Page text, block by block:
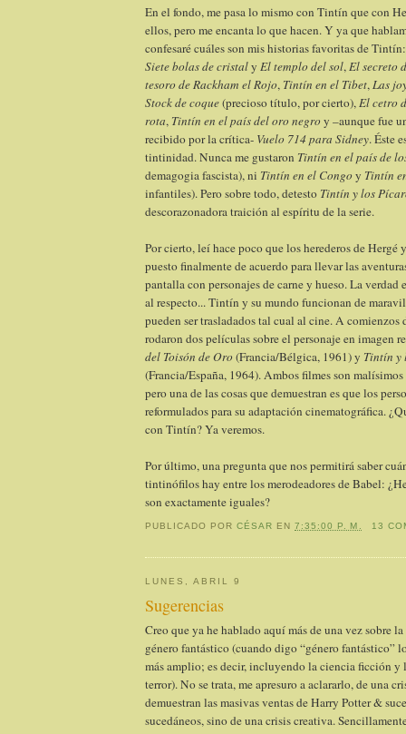
En el fondo, me pasa lo mismo con Tintín que con
ellos, pero me encanta lo que hacen. Y ya que
confesaré cuáles son mis historias favoritas de
Siete bolas de cristaly El templo del sol,El secreto
tesoro de Rackham el Rojo, Tintín en el Tibet,Las
Stock de coque(precioso título, por cierto),El cetro
rota, Tintín en el país del oro negro y –aunque fue
recibido por la crítica- Vuelo 714 para Sidney. Éste
tintinidad. Nunca me gustaron Tintín en el país de
demagogia fascista), ni Tintín en el Congo y Tintín
infantiles). Pero sobre todo, detesto Tintín y los
descorazonadora traición al espíritu de la serie.
Por cierto, leí hace poco que los herederos de Hergé
puesto finalmente de acuerdo para llevar las
pantalla con personajes de carne y hueso. La verdad
al respecto... Tintín y su mundo funcionan de
pueden ser trasladados tal cual al cine. A comienzos
rodaron dos películas sobre el personaje en imagen
del Toisón de Oro (Francia/Bélgica, 1961) y Tintín y
(Francia/España, 1964). Ambos filmes son malísimos
pero una de las cosas que demuestran es que los
reformulados para su adaptación cinematográfica.
con Tintín? Ya veremos.
Por último, una pregunta que nos permitirá saber
tintinófilos hay entre los merodeadores de Babel:
son exactamente iguales?
PUBLICADO PORCÉSAR EN7:35:00 P. M. 13
LUNES, ABRIL 9
Sugerencias
Creo que ya he hablado aquí más de una vez sobre
género fantástico (cuando digo “género fantástico”
más amplio; es decir, incluyendo la ciencia ficción y
terror). No se trata, me apresuro a aclararlo, de una
demuestran las masivas ventas de Harry Potter &
sucedáneos, sino de una crisis creativa.